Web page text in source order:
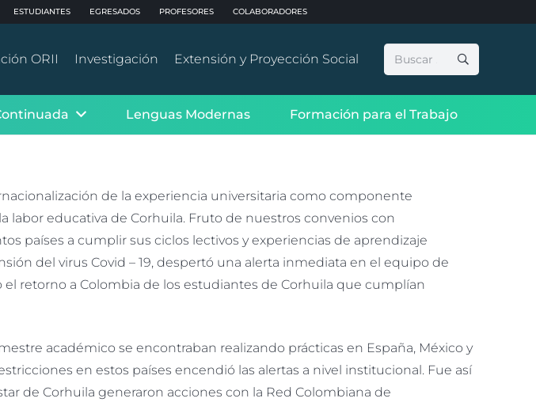
ESTUDIANTES EGRESADOS PROFESORES COLABORADORES
ORII Investigación Extensión y Proyección Social Buscar:
Lenguas Modernas Formación para el Trabajo
de la experiencia universitaria como componente
educativa de Corhuila. Fruto de nuestros convenios con
países a cumplir sus ciclos lectivos y experiencias de aprendizaje
del virus Covid – 19, despertó una alerta inmediata en el equipo de
retorno a Colombia de los estudiantes de Corhuila que cumplían
académico se encontraban realizando prácticas en España, México y
en estos países encendió las alertas a nivel institucional. Fue así
de Corhuila generaron acciones con la Red Colombiana de